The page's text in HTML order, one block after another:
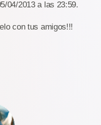
04/2013 a las 23:59.
con tus amigos!!!